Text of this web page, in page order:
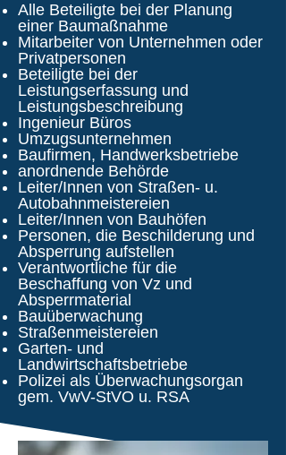
Alle Beteiligte bei der Planung
einer Baumaßnahme
Mitarbeiter von Unternehmen oder
Privatpersonen
Beteiligte bei der
Leistungserfassung und
Leistungsbeschreibung
Ingenieur Büros
Umzugsunternehmen
Baufirmen, Handwerksbetriebe
anordnende Behörde
Leiter/Innen von Straßen- u.
Autobahnmeistereien
Leiter/Innen von Bauhöfen
Personen, die Beschilderung und
Absperrung aufstellen
Verantwortliche für die
Beschaffung von Vz und
Absperrmaterial
Bauüberwachung
Straßenmeistereien
Garten- und
Landwirtschaftsbetriebe
Polizei als Überwachungsorgan
gem. VwV-StVO u. RSA